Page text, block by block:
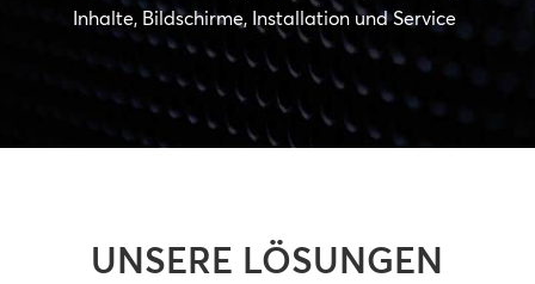
Inhalte, Bildschirme, Installation und Service
UNSERE LÖSUNGEN